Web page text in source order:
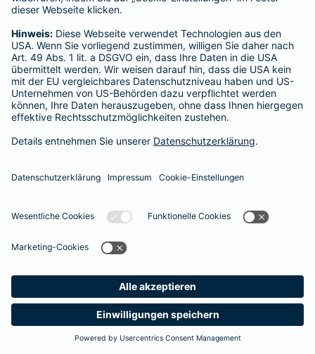
Suche Produkte
Barmenia
Sie sind unsicher, welche Zahnvorsorge für Sie am besten
Unsere Berater und Beraterinnen stehen Ihnen gerne für ein
persönliches Gespräch zur Verfügung
. So finden auch Sie den optimalen Schutz für Ihre Zähne.
#MachenWirGern
Das könnte Sie auch interessieren